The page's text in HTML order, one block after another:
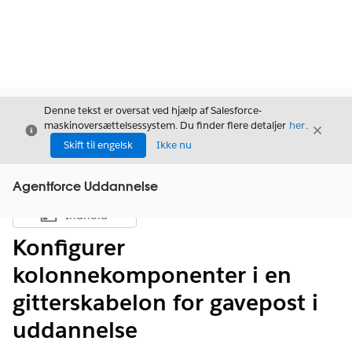
Luk
Denne tekst er oversat ved hjælp af Salesforce-
maskinoversættelsessystem. Du finder flere detaljer her.
Skift til engelsk
Ikke nu
Luk
Agentforce Uddannelse
Vis indholdsfortegnelse
Indhold
Konfigurer
kolonnekomponenter i en
gitterskabelon for gavepost i
uddannelse